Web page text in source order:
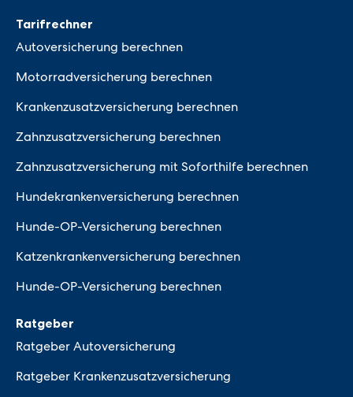
Tarifrechner
Autoversicherung berechnen
Motorradversicherung berechnen
Krankenzusatzversicherung berechnen
Zahnzusatzversicherung berechnen
Zahnzusatzversicherung mit Soforthilfe berechnen
Hundekrankenversicherung berechnen
Hunde-OP-Versicherung berechnen
Katzenkrankenversicherung berechnen
Hunde-OP-Versicherung berechnen
Ratgeber
Ratgeber Autoversicherung
Ratgeber Krankenzusatzversicherung